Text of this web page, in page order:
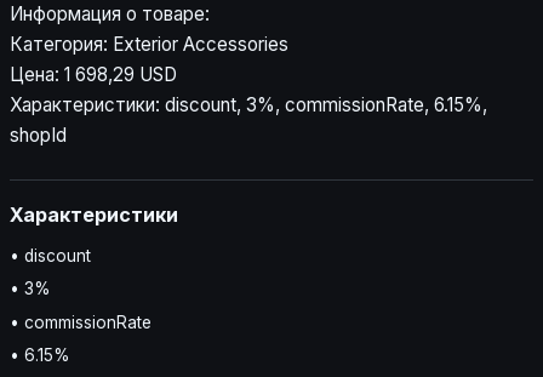
Информация о товаре:
Категория: Exterior Accessories
Цена: 1 698,29 USD
Характеристики: discount, 3%, commissionRate, 6.15%,
shopId
Характеристики
• discount
• 3%
• commissionRate
• 6.15%